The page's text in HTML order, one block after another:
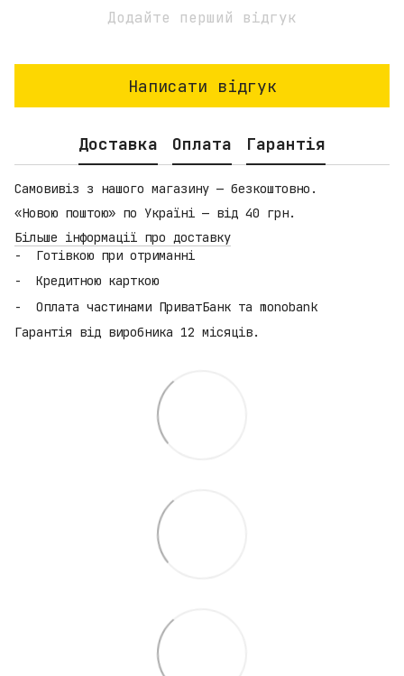
Додайте перший відгук
Написати відгук
Доставка Оплата Гарантія
Самовивіз з нашого магазину — безкоштовно.
«Новою поштою» по Україні — від 40 грн.
Більше інформації про доставку
Готівкою при отриманні
Кредитною карткою
Оплата частинами ПриватБанк та monobank
Гарантія від виробника 12 місяців.